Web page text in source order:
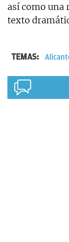
así como una
texto
TEMAS: